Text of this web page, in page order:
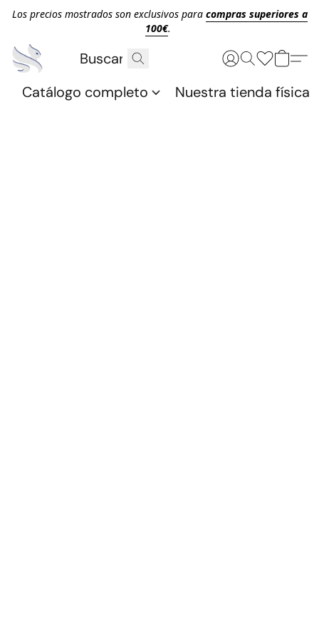
Los precios mostrados son exclusivos para compras superiores a
100€.
Catálogo completo Nuestra tienda física